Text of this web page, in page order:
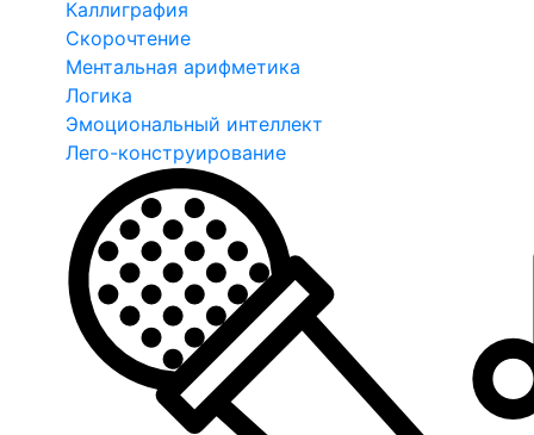
Каллиграфия
Скорочтение
Ментальная арифметика
Логика
Эмоциональный интеллект
Лего-конструирование